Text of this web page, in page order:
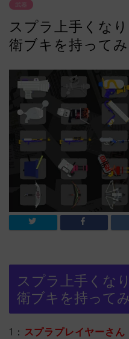
武器
スプラ上手くな
衛ブキを持って
スプラ上手くな
衛ブキを持って
1： スプラプレイヤーさん